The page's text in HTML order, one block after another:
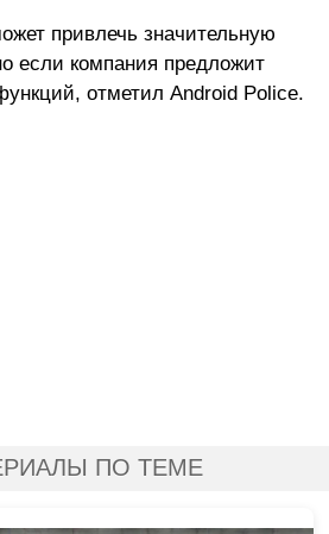
привлечь значительную
если компания предложит
отметил Android Police.
ПО ТЕМЕ